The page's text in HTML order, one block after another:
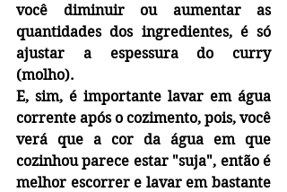
você diminuir ou aumentar as
quantidades dos ingredientes, é só
ajustar a espessura do curry
(molho).
E, sim, é importante lavar em água
corrente após o cozimento, pois, você
verá que a cor da água em que
cozinhou parece estar "suja", então é
melhor escorrer e lavar em bastante